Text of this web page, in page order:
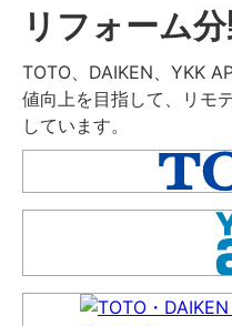
リフォーム
TOTO、DAIKEN、YKK
値向上を目指して、リモ
しています。